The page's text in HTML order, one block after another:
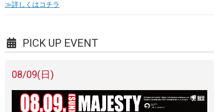
≫詳しくはコチラ
PICK UP EVENT
08/09(日)